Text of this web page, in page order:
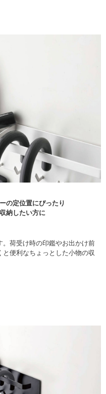
の定位置にぴったり
納したい方に
荷受け時の印鑑やお出かけ前
便利なちょっとした小物の収